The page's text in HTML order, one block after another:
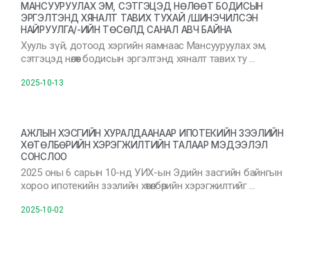
МАНСУУРУУЛАХ ЭМ, СЭТГЭЦЭД НӨЛӨӨТ БОДИСЫН
ЭРГЭЛТЭНД ХЯНАЛТ ТАВИХ ТУХАЙ /ШИНЭЧИЛСЭН
НАЙРУУЛГА/-ИЙН ТӨСӨЛД САНАЛ АВЧ БАЙНА
Хууль зүй, дотоод хэргийн яамнаас Мансууруулах эм,
сэтгэцэд нөлөөт бодисын эргэлтэнд хяналт тавих ту …
2025-10-13
АЖЛЫН ХЭСГИЙН ХУРАЛДААНААР ИПОТЕКИЙН ЗЭЭЛИЙН
ХӨТӨЛБӨРИЙН ХЭРЭГЖИЛТИЙН ТАЛААР МЭДЭЭЛЭЛ
СОНСЛОО
2025 оны 6 сарын 10-нд УИХ-ын Эдийн засгийн байнгын
хороо ипотекийн зээлийн хөтөлбөрийн хэрэгжилтийг …
2025-10-02